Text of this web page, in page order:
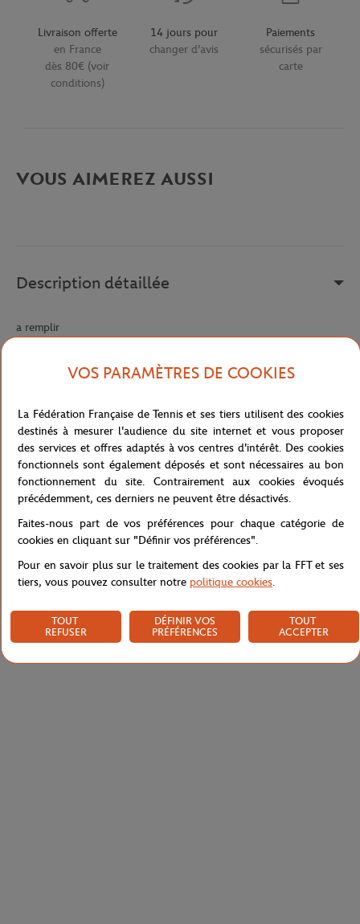
Livraison offerte
en France
dès 80€ (voir
conditions)
14 jours pour
changer d'avis
Paiements
sécurisés par
carte
VOUS AIMEREZ AUSSI
Description détaillée
a remplir
Caractéristiques
Livraison et retours
VOS PARAMÈTRES DE COOKIES
La Fédération Française de Tennis et ses tiers utilisent des cookies
destinés à mesurer l'audience du site internet et vous proposer
des services et offres adaptés à vos centres d'intérêt. Des cookies
fonctionnels sont également déposés et sont nécessaires au bon
fonctionnement du site. Contrairement aux cookies évoqués
précédemment, ces derniers ne peuvent être désactivés.
Faites-nous part de vos préférences pour chaque catégorie de
cookies en cliquant sur "Définir vos préférences".
Pour en savoir plus sur le traitement des cookies par la FFT et ses
tiers, vous pouvez consulter notre politique cookies.
TOUT
REFUSER
DÉFINIR VOS
PRÉFÉRENCES
TOUT
ACCEPTER